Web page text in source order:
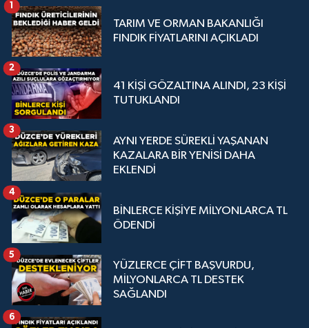
TARIM VE ORMAN BAKANLIĞI
FINDIK FİYATLARINI AÇIKLADI
1
41 KİŞİ GÖZALTINA ALINDI, 23 KİŞİ
TUTUKLANDI
2
AYNI YERDE SÜREKLİ YAŞANAN
KAZALARA BİR YENİSİ DAHA
EKLENDİ
3
BİNLERCE KİŞİYE MİLYONLARCA TL
ÖDENDİ
4
YÜZLERCE ÇİFT BAŞVURDU,
MİLYONLARCA TL DESTEK
SAĞLANDI
5
6